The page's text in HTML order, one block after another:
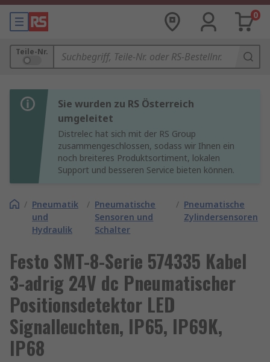
0
Teile-Nr.
Sie wurden zu RS Österreich
umgeleitet
Distrelec hat sich mit der RS Group
zusammengeschlossen, sodass wir Ihnen ein
noch breiteres Produktsortiment, lokalen
Support und besseren Service bieten können.
/ Pneumatik
und
Hydraulik
/ Pneumatische
Sensoren und
Schalter
/ Pneumatische
Zylindersensoren
Festo SMT-8-Serie 574335 Kabel
3-adrig 24V dc Pneumatischer
Positionsdetektor LED
Signalleuchten, IP65, IP69K,
IP68